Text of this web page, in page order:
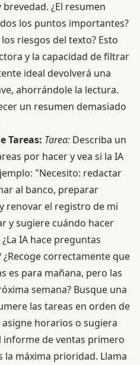
brevedad. ¿El resumen
los puntos importantes?
riesgos del texto? Esto
y la capacidad de filtrar
ideal devolverá una
ahorrándole la lectura.
un resumen demasiado
Tareas: Tarea: Describa un
por hacer y vea si la IA
"Necesito: redactar
al banco, preparar
renovar el registro de mi
y sugiere cuándo hacer
¿La IA hace preguntas
correctamente que
es para mañana, pero las
semana? Busque una
las tareas en orden de
horarios o sugiera
informe de ventas primero
la máxima prioridad. Llama